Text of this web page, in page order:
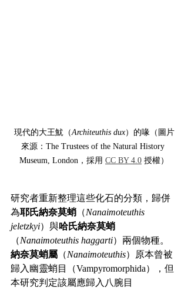
現代的大王魷（Architeuthis dux）的喙（圖片
來源：The Trustees of the Natural History
Museum, London，採用 CC BY 4.0 授權）
研究者重新整理這些化石的分類，歸併
為耶氏納奈莫蛸 （Nanaimoteuthis
jeletzkyi）與哈氏納奈莫蛸
（Nanaimoteuthis haggarti）兩個物種。
納奈莫蛸屬 （Nanaimoteuthis）原本曾被
歸入幽靈蛸目（Vampyromorphida），但
本研究判定該屬應歸入八腕目